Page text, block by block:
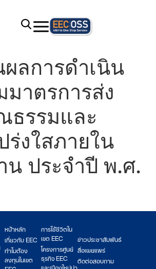
ผลการดำเนิน
มาตรการส่ง
ธรรมและ
ร่งใสภายใน
น ประจำปี พ.ศ.
หน้าหลัก
เกี่ยวกับ EEC
ทำไมต้อง
ลงทุนในเขต
การใช้ชีวิตใน
เขต EEC
โครงการศูนย์
ธุรกิจ EEC
ข่าวประชาสัมพันธ์
สื่อเผยแพร่
ติดต่อสอบถาม